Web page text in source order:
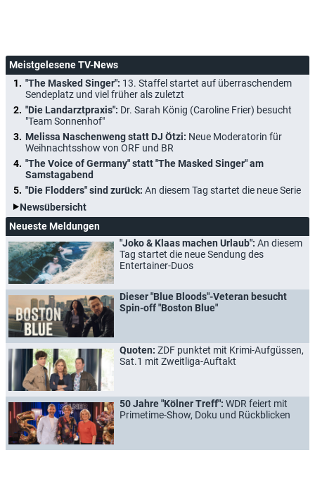
Meistgelesene TV-News
"The Masked Singer": 13. Staffel startet auf überraschendem
Sendeplatz und viel früher als zuletzt
"Die Landarztpraxis": Dr. Sarah König (Caroline Frier) besucht
"Team Sonnenhof"
Melissa Naschenweng statt DJ Ötzi: Neue Moderatorin für
Weihnachtsshow von ORF und BR
"The Voice of Germany" statt "The Masked Singer" am
Samstagabend
"Die Flodders" sind zurück: An diesem Tag startet die neue Serie
Newsübersicht
Neueste Meldungen
"Joko & Klaas machen Urlaub": An diesem
Tag startet die neue Sendung des
Entertainer-Duos
Dieser "Blue Bloods"-Veteran besucht
Spin-off "Boston Blue"
Quoten: ZDF punktet mit Krimi-Aufgüssen,
Sat.1 mit Zweitliga-Auftakt
50 Jahre "Kölner Treff": WDR feiert mit
Primetime-Show, Doku und Rückblicken